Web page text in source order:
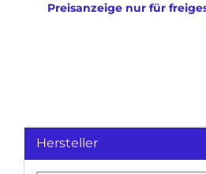
Preisanzeige nur für
Hersteller